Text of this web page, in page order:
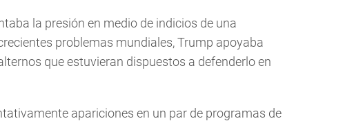
la presión en medio de indicios de una
problemas mundiales, Trump apoyaba
que estuvieran dispuestos a defenderlo en
apariciones en un par de programas de